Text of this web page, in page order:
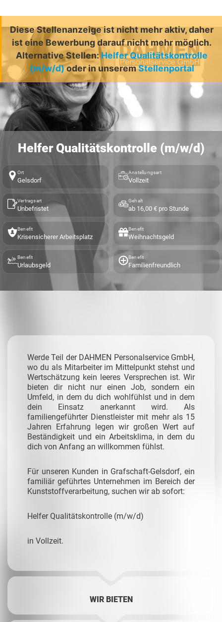
Diese Stellenanzeige ist nicht mehr aktiv, daher
ist eine Bewerbung darauf nicht mehr möglich.
Alternative Stellen:Helfer Qualitätskontrolle
(m/w/d)oder in unseremStellenportal
Helfer Qualitätskontrolle (m/w/d)
Ort
Gelsdorf
Anstellungsart
Vollzeit
Vertragsart
Unbefristet
Gehalt
ab 16,00 € pro Stunde
Benefit
Krisensicherer Arbeitsplatz
Benefit
Weihnachtsgeld
Benefit
Urlaubsgeld
Benefit
Familienfreundlich
Werde Teil der DAHMEN Personalservice GmbH,
wo du als Mitarbeiter im Mittelpunkt stehst und
Wertschätzung kein leeres Versprechen ist. Wir
bieten dir nicht nur einen Job, sondern ein
Umfeld, in dem du dich wohlfühlst und in dem
dein Einsatz anerkannt wird. Als
familiengeführter Dienstleister mit mehr als 15
Jahren Erfahrung legen wir großen Wert auf
Beständigkeit und ein Arbeitsklima, in dem du
dich von Anfang an willkommen fühlst.
Für unseren Kunden in Grafschaft-Gelsdorf, ein
familiär geführtes Unternehmen im Bereich der
Kunststoffverarbeitung, suchen wir ab sofort:
Helfer Qualitätskontrolle (m/w/d)
in Vollzeit.
WIR BIETEN